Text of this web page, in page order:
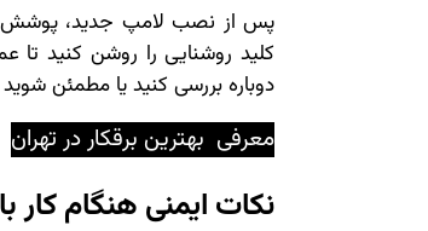
پس از نصب لامپ جدید،
کلید روشنایی را روشن کنید تا
دوباره بررسی کنید یا مطمئن
معرفی بهترین برقکار در تهران
نکات ایمنی هنگام کار